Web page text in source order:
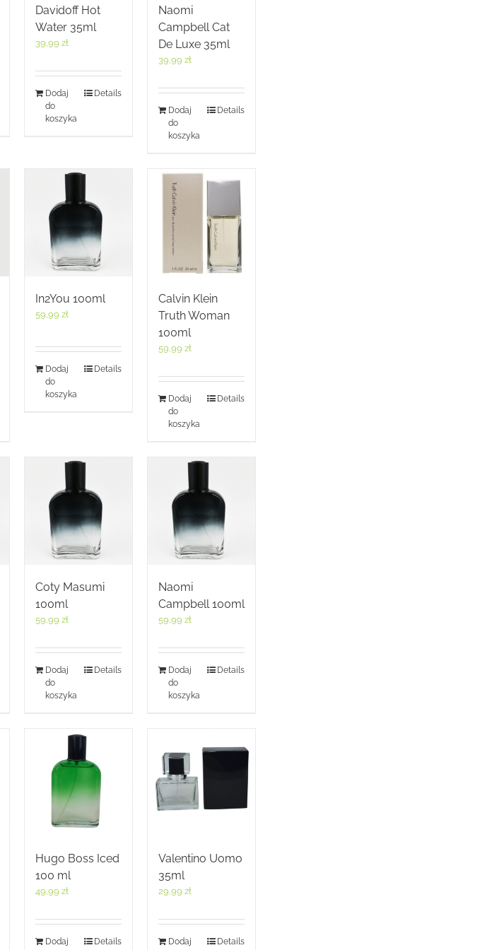
Davidoff Hot
Water 35ml
39,99 zł
Dodaj
do
koszyka
Details
Naomi
Campbell Cat
De Luxe 35ml
39,99zł
Dodaj
do
koszyka
Details
In2You 100ml
59,99 zł
Dodaj
do
koszyka
Details
Calvin Klein
Truth Woman
100ml
59,99zł
Dodaj
do
koszyka
Details
Coty Masumi
100ml
59,99 zł
Dodaj
do
koszyka
Details
Naomi
Campbell 100ml
59,99zł
Dodaj
do
koszyka
Details
Hugo Boss Iced
100 ml
49,99 zł
Dodaj
Details
Valentino Uomo
35ml
29,99zł
Dodaj
Details